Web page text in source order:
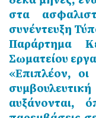
στα
συνέντευξη
Παράρτημα
Σωματείου
«Επιπλέον,
αυξάνονται,